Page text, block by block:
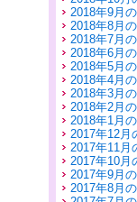
2018年9月
2018年8月
2018年7月
2018年6月
2018年5月
2018年4月
2018年3月
2018年2月
2018年1月
2017年12月
2017年11月
2017年10月
2017年9月
2017年8月